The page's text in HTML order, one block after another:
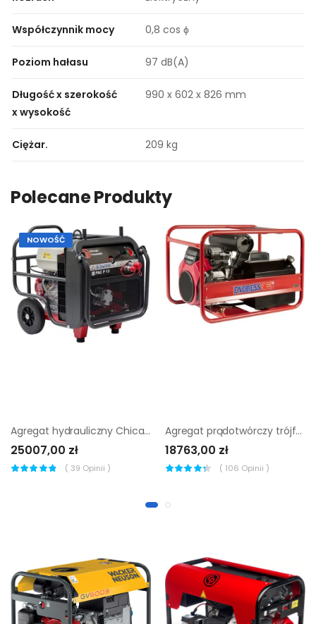
Współczynnik mocy 0,8 cos ϕ
Poziom hałasu 97 dB(A)
Długość x szerokość
x wysokość
990 x 602 x 826 mm
Ciężar. 209 kg
Polecane Produkty
NOWOŚĆ
Agregat hydrauliczny Chicago Pneumatic PAC P13
25007,00 zł
( 39 Opinii )
Agregat prądotwórczy trójfazowy Endress ESE 1306 DHS-GT ES
18763,00 zł
( 106 Opinii )